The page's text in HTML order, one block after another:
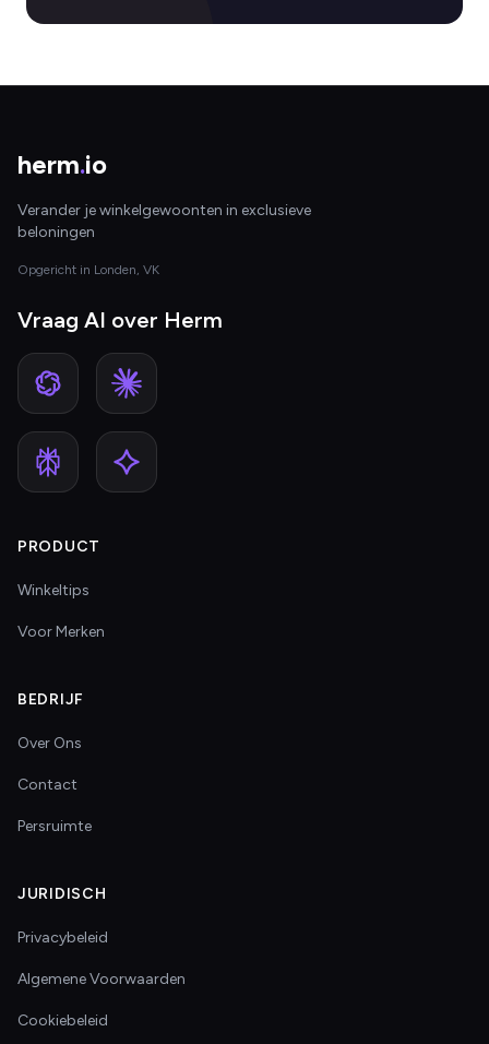
herm.io
Verander je winkelgewoonten in exclusieve
beloningen
Opgericht in Londen, VK
Vraag AI over Herm
PRODUCT
Winkeltips
Voor Merken
BEDRIJF
Over Ons
Contact
Persruimte
JURIDISCH
Privacybeleid
Algemene Voorwaarden
Cookiebeleid